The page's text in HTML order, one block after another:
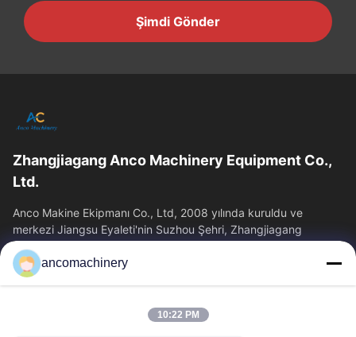
Şimdi Gönder
Zhangjiagang Anco Machinery Equipment Co.,
Ltd.
Anco Makine Ekipmanı Co., Ltd, 2008 yılında kuruldu ve
merkezi Jiangsu Eyaleti'nin Suzhou Şehri, Zhangjiagang
Şehri'nde yer almaktadır.
Hızlı Bağlantılar
Hakkımızda
ancomachinery
10:22 PM